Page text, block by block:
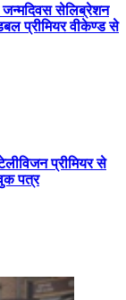
जन्मदिवस सेलिब्रेशन
प्रीमियर वीकेण्ड से
प्रीमियर से
पत्र